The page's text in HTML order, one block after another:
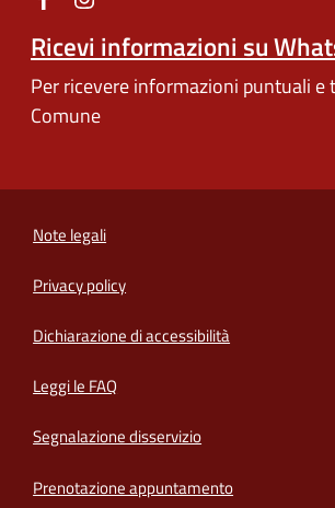
Ricevi informazioni su
Per ricevere informazioni puntuali e
Comune
Note legali
Privacy policy
Dichiarazione di accessibilità
Leggi le FAQ
Segnalazione disservizio
Prenotazione appuntamento